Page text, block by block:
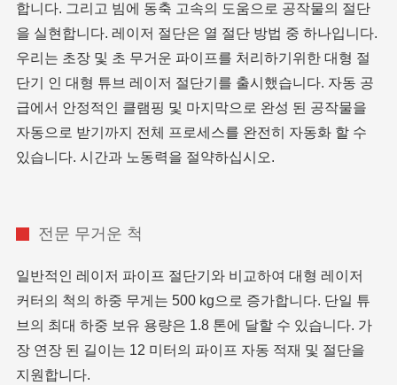
합니다. 그리고 빔에 동축 고속의 도움으로 공작물의 절단
을 실현합니다. 레이저 절단은 열 절단 방법 중 하나입니다.
우리는 초장 및 초 무거운 파이프를 처리하기위한 대형 절
단기 인 대형 튜브 레이저 절단기를 출시했습니다. 자동 공
급에서 안정적인 클램핑 및 마지막으로 완성 된 공작물을
자동으로 받기까지 전체 프로세스를 완전히 자동화 할 수
있습니다. 시간과 노동력을 절약하십시오.
전문 무거운 척
일반적인 레이저 파이프 절단기와 비교하여 대형 레이저
커터의 척의 하중 무게는 500 kg으로 증가합니다. 단일 튜
브의 최대 하중 보유 용량은 1.8 톤에 달할 수 있습니다. 가
장 연장 된 길이는 12 미터의 파이프 자동 적재 및 절단을
지원합니다.